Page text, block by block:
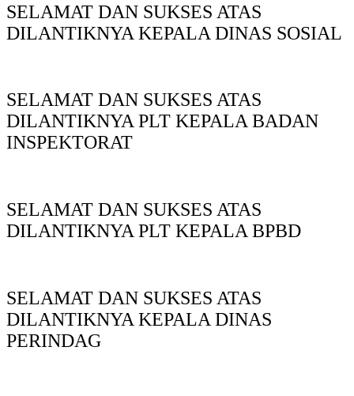
SELAMAT DAN SUKSES ATAS
DILANTIKNYA KEPALA DINAS SOSIAL
SELAMAT DAN SUKSES ATAS
DILANTIKNYA PLT KEPALA BADAN
INSPEKTORAT
SELAMAT DAN SUKSES ATAS
DILANTIKNYA PLT KEPALA BPBD
SELAMAT DAN SUKSES ATAS
DILANTIKNYA KEPALA DINAS
PERINDAG